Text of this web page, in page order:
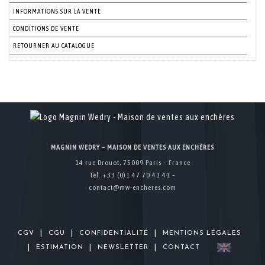
INFORMATIONS SUR LA VENTE
CONDITIONS DE VENTE
RETOURNER AU CATALOGUE
MAGNIN WEDRY – MAISON DE VENTES AUX ENCHÈRES
14 rue Drouot, 75009 Paris – France
Tél. +33 (0)1 47 70 41 41 –
contact@mw-encheres.com
CGV CGU CONFIDENTIALITÉ MENTIONS LÉGALES
ESTIMATION NEWSLETTER CONTACT